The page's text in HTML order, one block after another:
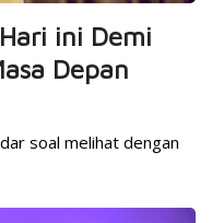
ini Demi
Depan
soal melihat dengan